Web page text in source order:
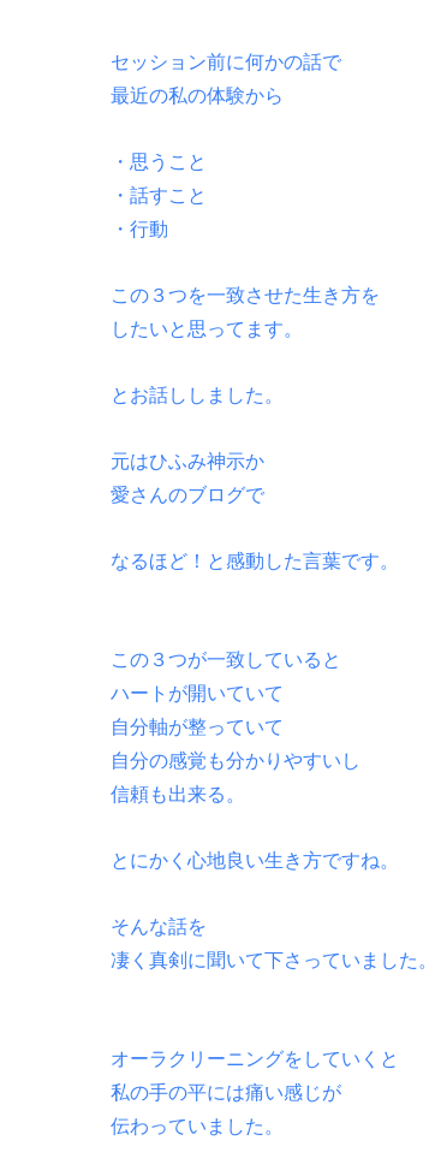
セッション前に何かの話で
最近の私の体験から
・思うこと
・話すこと
・行動
この３つを一致させた生き方を
したいと思ってます。
とお話ししました。
元はひふみ神示か
愛さんのブログで
なるほど！と感動した言葉です。
この３つが一致していると
ハートが開いていて
自分軸が整っていて
自分の感覚も分かりやすいし
信頼も出来る。
とにかく心地良い生き方ですね。
そんな話を
凄く真剣に聞いて下さっていました。
オーラクリーニングをしていくと
私の手の平には痛い感じが
伝わっていました。